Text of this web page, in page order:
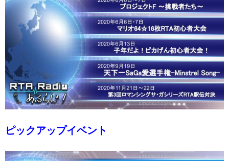
ピックアップイベント